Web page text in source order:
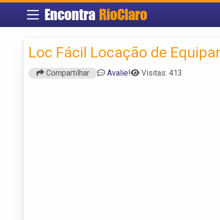
Encontra RioClaro
Loc Fácil Locação de
Compartilhar Avalie! Visitas: 413